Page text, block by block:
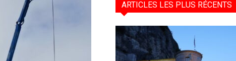
ARTICLES LES PLUS RÉCENTS